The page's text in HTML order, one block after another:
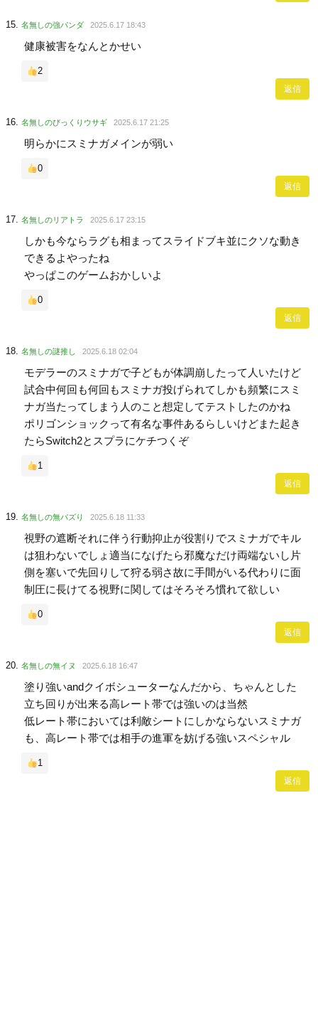
名無しの強パンダ 2025.6.17 18:43
健康被害をなんとかせい
2
返信
名無しのびっくりウサギ 2025.6.17 21:25
明らかにスミナガメインが弱い
0
返信
名無しのリアトラ 2025.6.17 23:15
しかも今ならラグも相まってスライドブキ並にクソな動き
できるよやったね
やっぱこのゲームおかしいよ
0
返信
名無しの謎推し 2025.6.18 02:04
モデラーのスミナガで子どもが体調崩したって人いたけど
試合中何回も何回もスミナガ投げられてしかも頻繁にスミ
ナガ当たってしまう人のこと想定してテストしたのかね
ポリゴンショックって有名な事件あるらしいけどまた起き
たらSwitch2とスプラにケチつくぞ
1
返信
名無しの無バズり 2025.6.18 11:33
視野の遮断それに伴う行動抑止が役割りでスミナガでキル
は狙わないでしょ適当になげたら邪魔なだけ両端ないし片
側を塞いで先回りして狩る弱さ故に手間がいる代わりに面
制圧に長けてる視野に関してはそろそろ慣れて欲しい
0
返信
名無しの無イヌ 2025.6.18 16:47
塗り強いandクイボシューターなんだから、ちゃんとした
立ち回りが出来る高レート帯では強いのは当然
低レート帯においては利敵シートにしかならないスミナガ
も、高レート帯では相手の進軍を妨げる強いスペシャル
1
返信